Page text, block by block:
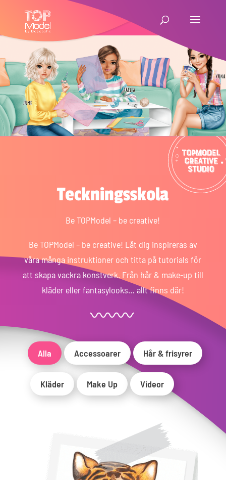
Tecknings­skola
Be TOPModel – be creative!
Be TOPModel – be creative! Låt dig inspireras av
våra många instruktioner och titta på tutorials för
att skapa vackra konstverk. Från hår & make-up till
kläder eller fantasylooks… allt finns där!
Alla Accessoarer Hår & frisyrer
Kläder Make Up Videor